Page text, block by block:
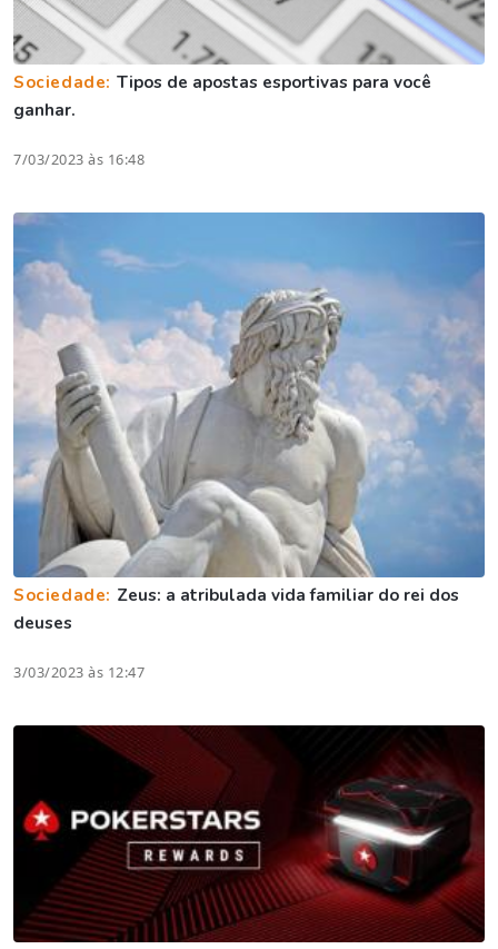
Sociedade: Tipos de apostas esportivas para você
ganhar.
7/03/2023 às 16:48
Sociedade: Zeus: a atribulada vida familiar do rei dos
deuses
3/03/2023 às 12:47